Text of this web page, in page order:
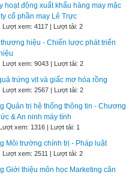
hoạt động xuất khẩu hàng may mặc
cổ phần may Lê Trực
Lượt xem: 4117 | Lượt tải: 2
hiệu - Chiến lược phát triển
Lượt xem: 9043 | Lượt tải: 2
trứng vịt và giấc mơ hóa rồng
Lượt xem: 2567 | Lượt tải: 2
Quản trị hệ thống thông tin - Chương
& An ninh máy tính
xem: 1316 | Lượt tải: 1
Môi trường chính trị - Pháp luật
Lượt xem: 2511 | Lượt tải: 2
Giới thiệu môn học Marketing căn